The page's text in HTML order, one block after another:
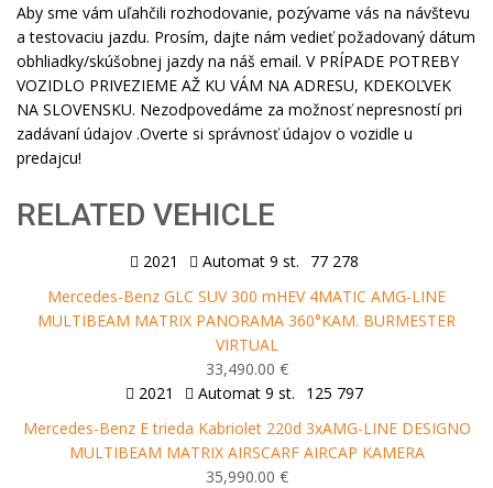
Aby sme vám uľahčili rozhodovanie, pozývame vás na návštevu
a testovaciu jazdu. Prosím, dajte nám vedieť požadovaný dátum
obhliadky/skúšobnej jazdy na náš email. V PRÍPADE POTREBY
VOZIDLO PRIVEZIEME AŽ KU VÁM NA ADRESU, KDEKOĽVEK
NA SLOVENSKU. Nezodpovedáme za možnosť nepresností pri
zadávaní údajov .Overte si správnosť údajov o vozidle u
predajcu!
RELATED VEHICLE
2021 Automat 9 st.
77 278
Mercedes-Benz GLC SUV 300 mHEV 4MATIC AMG-LINE
MULTIBEAM MATRIX PANORAMA 360°KAM. BURMESTER
VIRTUAL
33,490.00 €
2021
Automat 9 st.
125 797
Mercedes-Benz E trieda Kabriolet 220d 3xAMG-LINE DESIGNO
MULTIBEAM MATRIX AIRSCARF AIRCAP KAMERA
35,990.00 €